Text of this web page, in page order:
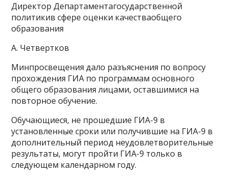
Директор Департаментагосударственной
политикив сфере оценки качестваобщего
образования
А. Четвертков
Минпросвещения дало разъяснения по вопросу
прохождения ГИА по программам основного
общего образования лицами, оставшимися на
повторное обучение.
Обучающиеся, не прошедшие ГИА-9 в
установленные сроки или получившие на ГИА-9 в
дополнительный период неудовлетворительные
результаты, могут пройти ГИА-9 только в
следующем календарном году.